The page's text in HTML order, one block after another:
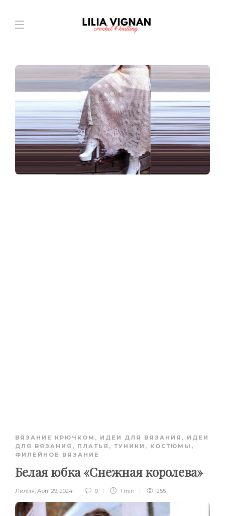
ВЯЗАНИЕ КРЮЧКОМ , ИДЕИ ДЛЯ ВЯЗАНИЯ , ИДЕИ
ДЛЯ ВЯЗАНИЯ , ПЛАТЬЯ, ТУНИКИ, КОСТЮМЫ ,
ФИЛЕЙНОЕ ВЯЗАНИЕ
Белая юбка «Снежная королева»
Лилия, April 29, 2024 0 1 min 2551